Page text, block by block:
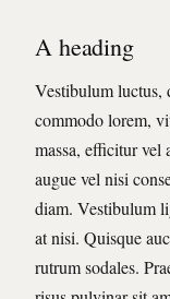
A heading
Vestibulum luctus,
commodo lorem,
massa, efficitur vel
augue vel nisi
diam. Vestibulum
at nisi. Quisque
rutrum sodales.